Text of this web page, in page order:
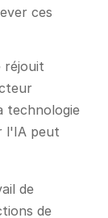
ces
réjouit
technologie
l'IA peut
de
de